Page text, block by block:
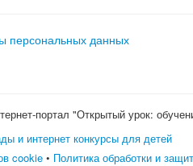
персональных данных
портал "Открытый урок:
и интернет конкурсы для детей
cookie • Политика обработки и